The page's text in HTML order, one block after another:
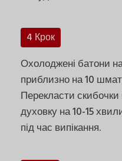
4 Крок
Охолоджені батони
приблизно на 10
Перекласти скибочки
духовку на 10-15
під час випікання.